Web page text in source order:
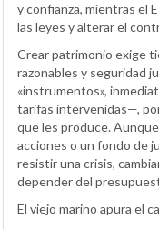
y confianza, mientras el
las leyes y alterar el
Crear patrimonio exige
razonables y seguridad
«instrumentos»,
tarifas intervenidas—,
que les produce.
acciones o un fondo de
resistir una crisis,
depender del
El viejo marino apura el